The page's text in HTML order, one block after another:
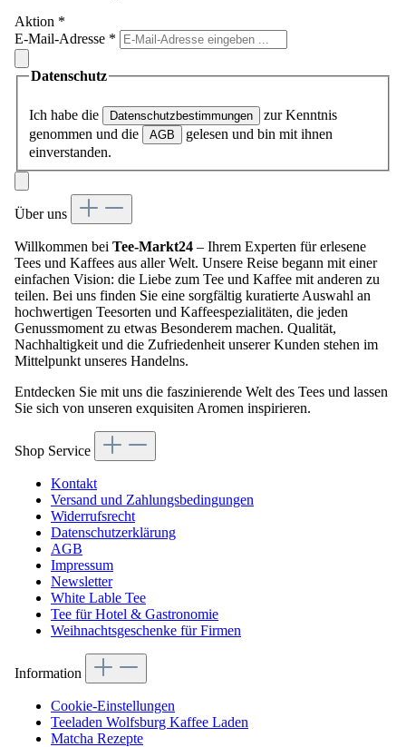
Aktion *
E-Mail-Adresse *
Datenschutz
Ich habe die Datenschutzbestimmungen
zur Kenntnis
genommen und die
AGB
gelesen und bin mit ihnen
einverstanden.
Über uns
Willkommen bei Tee-Markt24 – Ihrem Experten für erlesene
Tees und Kaffees aus aller Welt. Unsere Reise begann mit einer
einfachen Vision: die Liebe zum Tee und Kaffee mit anderen zu
teilen. Bei uns finden Sie eine sorgfältig kuratierte Auswahl an
hochwertigen Teesorten und Kaffeespezialitäten, die jeden
Genussmoment zu etwas Besonderem machen. Qualität,
Nachhaltigkeit und die Zufriedenheit unserer Kunden stehen im
Mittelpunkt unseres Handelns.
Entdecken Sie mit uns die faszinierende Welt des Tees und lassen
Sie sich von unseren exquisiten Aromen inspirieren.
Shop Service
Kontakt
Versand und Zahlungsbedingungen
Widerrufsrecht
Datenschutzerklärung
AGB
Impressum
Newsletter
White Lable Tee
Tee für Hotel & Gastronomie
Weihnachtsgeschenke für Firmen
Information
Cookie-Einstellungen
Teeladen Wolfsburg Kaffee Laden
Matcha Rezepte